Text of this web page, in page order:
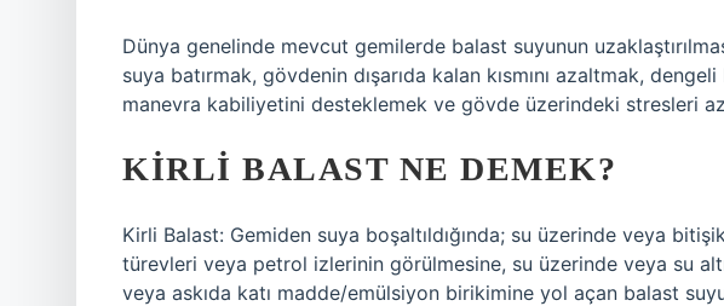
Dünya genelinde mevcut gemilerde balast suyunun
suya batırmak, gövdenin dışarıda kalan kısmını azaltmak,
manevra kabiliyetini desteklemek ve gövde üzerindeki stresleri
KIRLI BALAST NE DEMEK?
Kirli Balast: Gemiden suya boşaltıldığında; su üzerinde veya
türevleri veya petrol izlerinin görülmesine, su üzerinde veya su
veya askıda katı madde/emülsiyon birikimine yol açan balast